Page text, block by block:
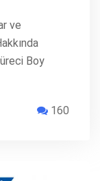
ve
Boy
160